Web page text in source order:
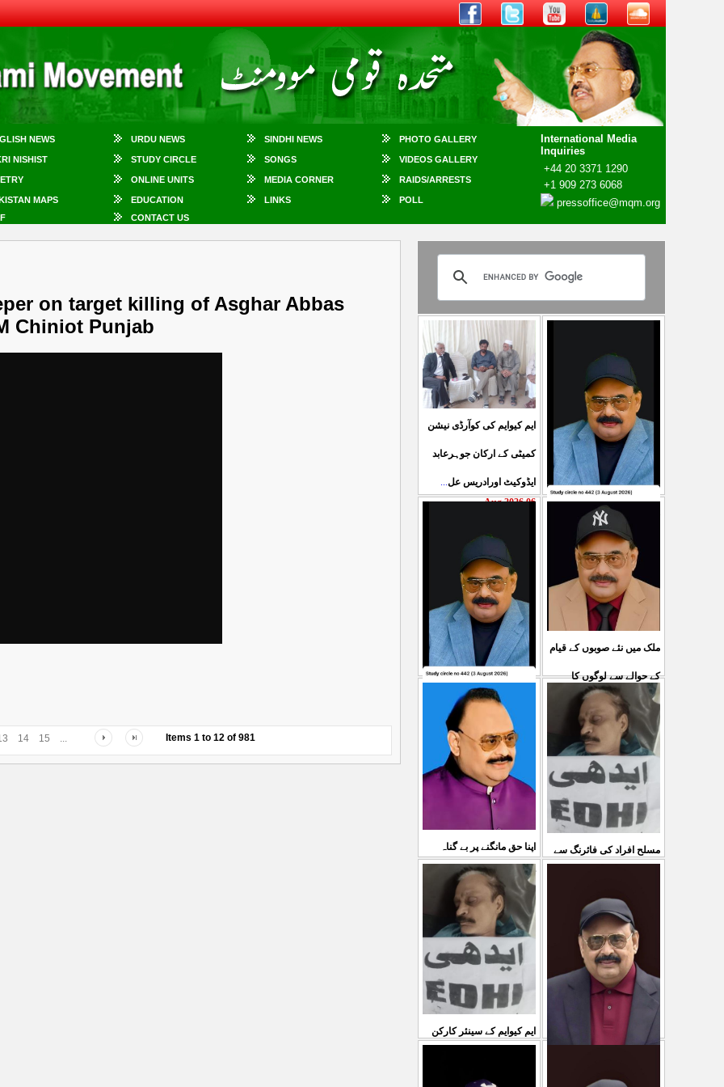
NEWS URDU NEWS SINDHI NEWS PHOTO GALLERY
International Media
Inquiries
+44 20 3371 1290
+1 909 273 6068
pressoffice@mqm.org
NISHIST STUDY CIRCLE SONGS VIDEOS GALLERY
ONLINE UNITS MEDIA CORNER RAIDS/ARRESTS
MAPS EDUCATION LINKS
POLL
CONTACT US
on target killing of Asghar Abbas
Chiniot Punjab
14 15 ... Items 1 to 12 of 981
ایم کیوایم کی کوآرڈی نیشن
کمیٹی کے ارکان جوہرعابد
ایڈوکیٹ اورادریس عل...
06 Aug 2026
حکومت پاکستان کی جانب
سے آزادکشمیرالیکشن کی
صحیح رپورٹنگ کرنے والے
...
کشمیرکا کونہ کونہ لہو
لہو ہے لیکن حکومت کواس
کی کوئی پرواہ نہیں ہے
04 Aug 2026
ملک میں نئے صوبوں کے قیام
کے حوالے سے لوگوں کا
مطالبہ بالکل درست ہے۔ ا
03 Aug 2026
اپنا حق مانگنے پر بے گناہ
کشمیریوں کو گولیاں مارکر
شہ رگ کوکاٹ دیا گی
31 Jul 2026
مسلح افراد کی فائرنگ سے
سمیع الدین رحمانی ک
ایم کیوایم کے سینئر کارکن